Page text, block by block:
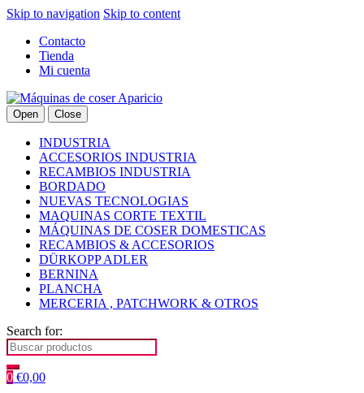
Skip to navigation Skip to content
Contacto
Tienda
Mi cuenta
Open Close
INDUSTRIA
ACCESORIOS INDUSTRIA
RECAMBIOS INDUSTRIA
BORDADO
NUEVAS TECNOLOGIAS
MAQUINAS CORTE TEXTIL
MÁQUINAS DE COSER DOMESTICAS
RECAMBIOS & ACCESORIOS
DÜRKOPP ADLER
BERNINA
PLANCHA
MERCERIA , PATCHWORK & OTROS
Search for:
0 €0,00